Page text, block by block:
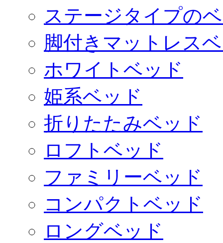
ステージタイプの
脚付きマットレス
ホワイトベッド
姫系ベッド
折りたたみベッド
ロフトベッド
ファミリーベッド
コンパクトベッド
ロングベッド